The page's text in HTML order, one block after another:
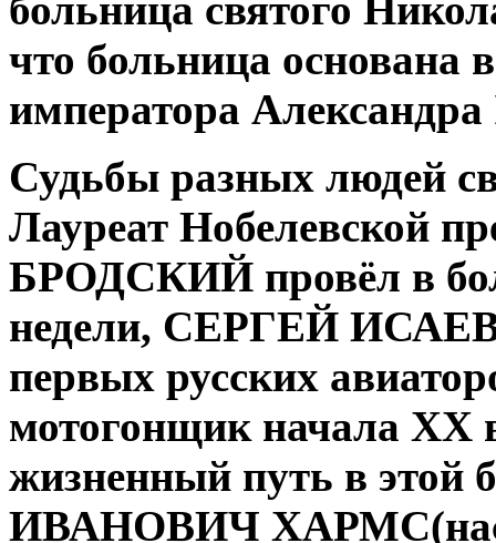
что больница основана
императора
Судьбы разных людей
Лауреат Нобелевской
БРОДСКИЙ провёл в
недели, СЕРГЕЙ
первых русских
мотогонщик начала XX
жизненный путь в
ИВАНОВИЧ